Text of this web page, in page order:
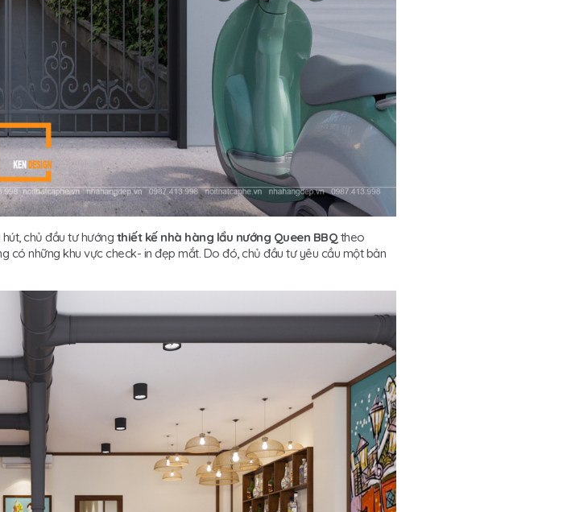
chủ đầu tư hướng thiết kế nhà hàng lẩu nướng Queen BBQ theo
có những khu vực check- in đẹp mắt. Do đó, chủ đầu tư yêu cầu một bản